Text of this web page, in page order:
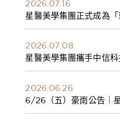
2026.07.16
星醫美學集團正式成為
入劑」台灣獨家總代理
2026.07.08
星醫美學集團攜手中信
學人才新標準 建構健康
2026.06.26
6/26（五）豪雨公告｜